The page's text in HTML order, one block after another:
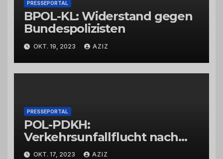
PRESSEPORTAL
BPOL-KL: Widerstand gegen
Bundespolizisten
OKT. 19, 2023 AZIZ
PRESSEPORTAL
POL-PDKH:
Verkehrsunfallflucht nach
Abbiegevorgang
OKT. 17, 2023 AZIZ